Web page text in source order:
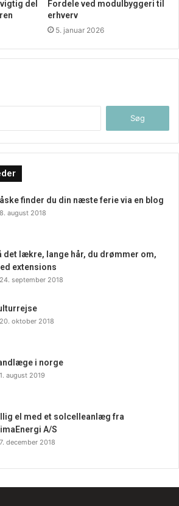
del
Fordele ved modulbyggeri til
erhverv
5. januar 2026
finder du din næste ferie via en blog
8. august 2018
det lækre, lange hår, du drømmer om,
extensions
24. september 2018
20. oktober 2018
i norge
1. august 2019
el med et solcelleanlæg fra
A/S
7. december 2018